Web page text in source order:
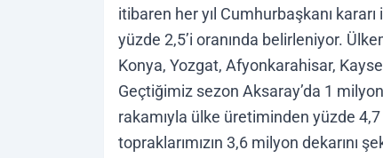
itibaren her yıl Cumhurbaşkanı
yüzde 2,5’i oranında belirleniyor.
Konya, Yozgat, Afyonkarahisar,
Geçtiğimiz sezon Aksaray’da 1
rakamıyla ülke üretiminden yüzde 4,7
topraklarımızın 3,6 milyon dekarını